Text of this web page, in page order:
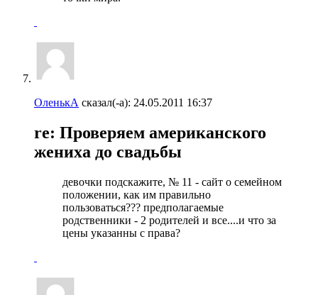
ОленькА сказал(-а): 24.05.2011 16:37
re: Проверяем американского
жениха до свадьбы
девочки подскажите, № 11 - сайт о семейном
положении, как им правильно
пользоваться??? предполагаемые
родственники - 2 родителей и все....и что за
цены указанны с права?